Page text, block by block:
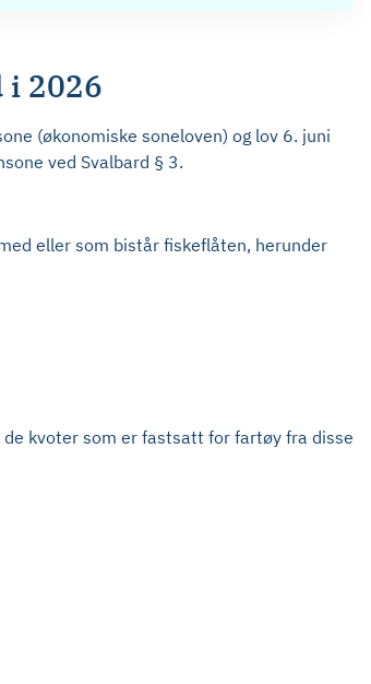
i 2026
(økonomiske soneloven) og lov 6. juni
ved Svalbard § 3.
eller som bistår fiskeflåten, herunder
kvoter som er fastsatt for fartøy fra disse